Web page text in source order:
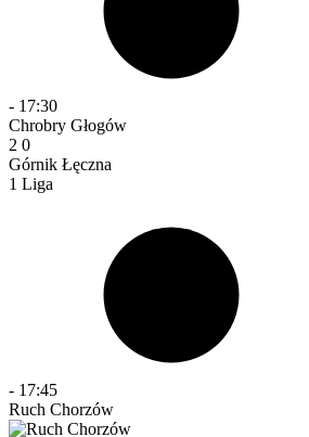
- 17:30
Chrobry Głogów
2 0
Górnik Łęczna
1 Liga
- 17:45
Ruch Chorzów